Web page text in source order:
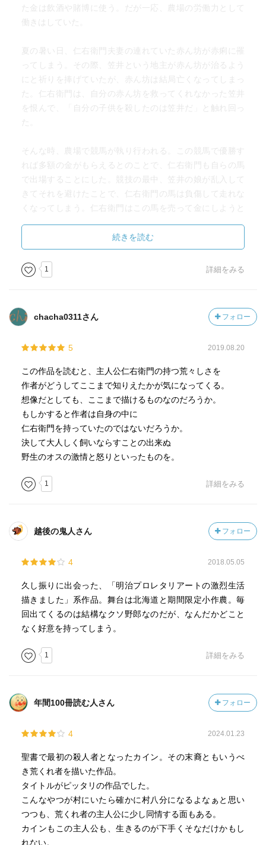
た金は飲酒や賭博に使う。だが一応、農場の労働力として
働きはしていた。
夏の暑い日、仁右衛門夫妻の連れていた赤ん坊が赤痢に罹
ってしまう。その際、笠井という地主が赤ん坊が治るよう
にと祈りを捧げていたが、赤ん坊は結局亡くなってしまっ
た。仁右衛門は、自分の赤ん坊を救ってくれなかった笠井
を恨んで、「自分の子供を殺したのは笠井だ」と触れ回っ
た。
そんな時、農場で競馬が執り行われる。この競馬で優勝す
れば多額の金がもらえるとのことで、仁右衛門も自らの馬
で出場することにした。競技の最中、笠井の娘が乱入して
きてそれを避けたことで、仁右衛門の馬は負傷して走れな
くなってしまう。仁右衛門はこの馬を売って金にしようと
れ、誰も引き取ってはくれなかった。
一方で、農場では笠井の娘が何者かによって辱しめを受け
たという話が持ち上がり、犯人の捜索が行われた。皆は
とを理由に、仁右衛門がやった、と言い始めた。仁右衛門
はそれまでにも佐藤という小作人の妻と不倫関係にあった
でになっていたのだった。
笠井の娘の姦婬事件の話題が広まり、いよいよ仁右衛門は
農場を去ることに決めた。農場を去る前、仁右衛門は負傷
した馬を自らの手で殺める。そして妻を引き連れて、農場
を後にするのだった。
なのかと読んでみたらこのあらすじにみる通り、すごく狂
暴で泥臭い話だった。これが本当に『一房の葡萄』を書い
と同時に、発表当時の大正6年、こうした深刻な話が売れて
いたことを思えば出世作となったというのも頷ける。生易
れに作者も乗った形だろうか。
どちらかというとこの作品は人生の艱難を描いているとい
う点でも自然主義っぽさはあるが、モデルは有島農場で働
いていた人物らしい。雇う立場と雇われる立場にあった作
だということには変わりないようで、有島本人が生きる苦
しみについて述べている文もあるとか。(「自己を描出した
タイトルの『カインの末裔』の「カイン」は、キリスト教
ン。貢ぎ物を求めた神に対して、弟・アベルは、自分の大
事にしていた羊を提供した一方で、カインは神への供物
を"何を選んだら自分が困らないか"を基準に選んだため、神
はアベルの品を選んだ。これに腹を立てたカインはアベル
を殺してしまい、神に一生不毛の大地をさ迷い続けるよ
う、呪いを掛けられる、という話が元ネタだ。
続きを読む
1 詳細をみる
chacha0311さん フォロー
5 2019.08.20
この作品を読むと、主人公仁右衛門の持つ荒々しさを
作者がどうしてここまで知りえたかが気になってくる。
想像だとしても、ここまで描けるものなのだろうか。
もしかすると作者は自身の中に
仁右衛門を持っていたのではないだろうか。
決して大人しく飼いならすことの出来ぬ
野生のオスの激情と怒りといったものを。
1 詳細をみる
越後の鬼人さん フォロー
4 2018.05.05
久し振りに出会った、「明治プロレタリアートの激烈生活
描きました」系作品。舞台は北海道と期間限定小作農。毎
回出てくるのは結構なクソ野郎なのだが、なんだかどこと
なく好意を持ってしまう。
1 詳細をみる
年間100冊読む人さん フォロー
4 2024.01.23
聖書で最初の殺人者となったカイン。その末裔ともいうべ
き荒くれ者を描いた作品。
タイトルがピッタリの作品でした。
こんなやつが村にいたら確かに村八分になるよなぁと思い
つつも、荒くれ者の主人公に少し同情する面もある。
カインもこの主人公も、生きるのが下手くそなだけかもし
れない。